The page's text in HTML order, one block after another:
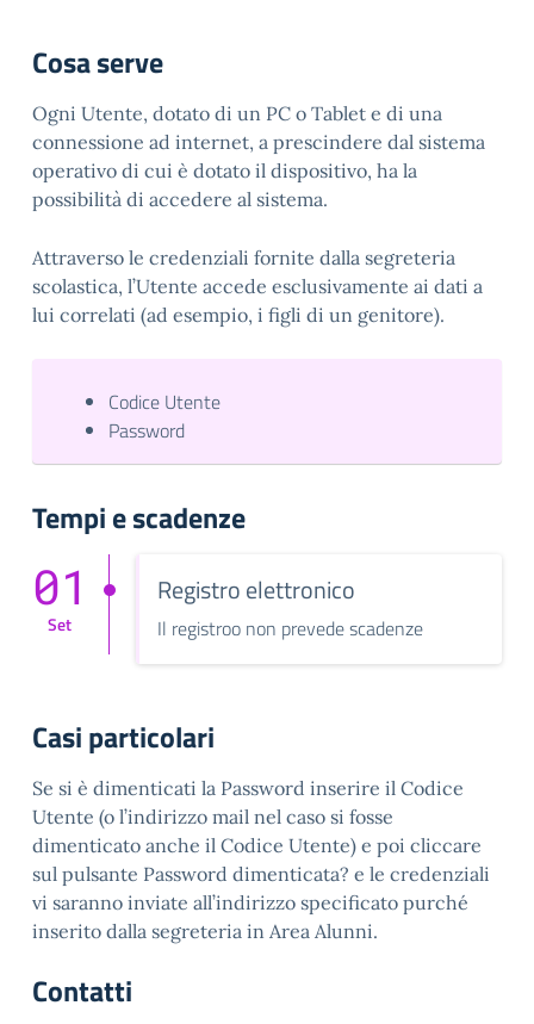
Cosa serve
Ogni Utente, dotato di un PC o Tablet e di una
connessione ad internet, a prescindere dal sistema
operativo di cui è dotato il dispositivo, ha la
possibilità di accedere al sistema.
Attraverso le credenziali fornite dalla segreteria
scolastica, l’Utente accede esclusivamente ai dati a
lui correlati (ad esempio, i figli di un genitore).
Codice Utente
Password
Tempi e scadenze
01
Set
Registro elettronico
Il registroo non prevede scadenze
Casi particolari
Se si è dimenticati la Password inserire il Codice
Utente (o l’indirizzo mail nel caso si fosse
dimenticato anche il Codice Utente) e poi cliccare
sul pulsante Password dimenticata? e le credenziali
vi saranno inviate all’indirizzo specificato purché
inserito dalla segreteria in Area Alunni.
Contatti